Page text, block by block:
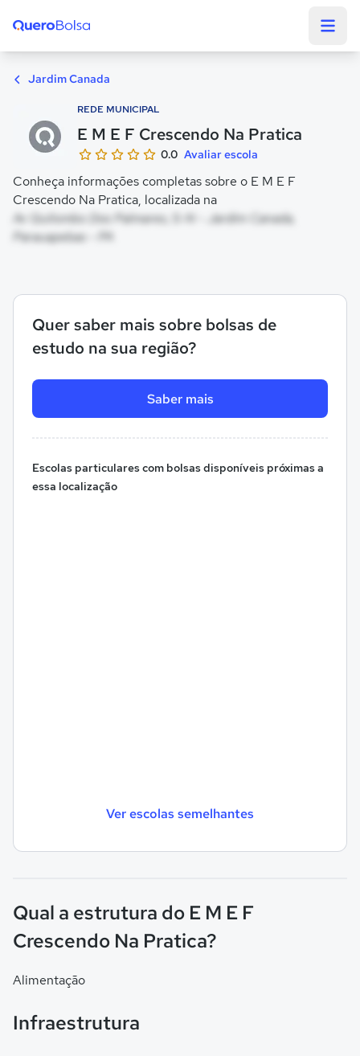
Jardim Canada
REDE MUNICIPAL
E M E F Crescendo Na Pratica
0.0 Avaliar escola
Conheça informações completas sobre o E M E F
Crescendo Na Pratica, localizada na
Av Quilombo Dos Palmares, S-N - Jardim Canada,
Parauapebas - PA
Quer saber mais sobre bolsas de
estudo na sua região?
Saber mais
Escolas particulares com bolsas disponíveis próximas a
essa localização
Ver escolas semelhantes
Qual a estrutura do E M E F
Crescendo Na Pratica?
Alimentação
Infraestrutura